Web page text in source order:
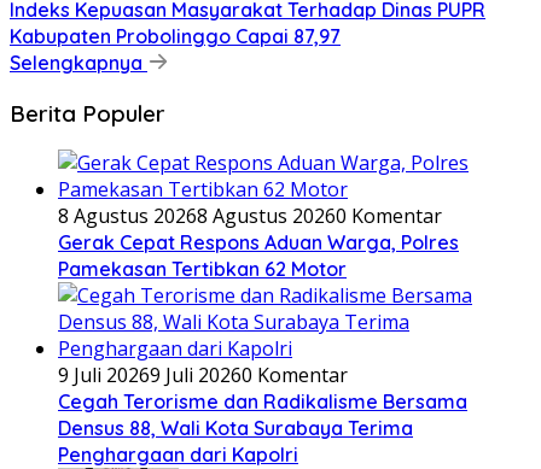
Indeks Kepuasan Masyarakat Terhadap Dinas PUPR
Kabupaten Probolinggo Capai 87,97
Selengkapnya
Berita Populer
8 Agustus 20268 Agustus 20260 Komentar
Gerak Cepat Respons Aduan Warga, Polres
Pamekasan Tertibkan 62 Motor
9 Juli 20269 Juli 20260 Komentar
Cegah Terorisme dan Radikalisme Bersama
Densus 88, Wali Kota Surabaya Terima
Penghargaan dari Kapolri